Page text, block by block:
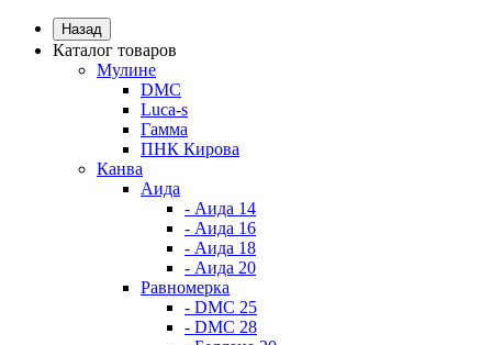
Назад
Каталог товаров
Мулине
DMC
Luca-s
Гамма
ПНК Кирова
Канва
Аида
- Аида 14
- Аида 16
- Аида 18
- Аида 20
Равномерка
- DMC 25
- DMC 28